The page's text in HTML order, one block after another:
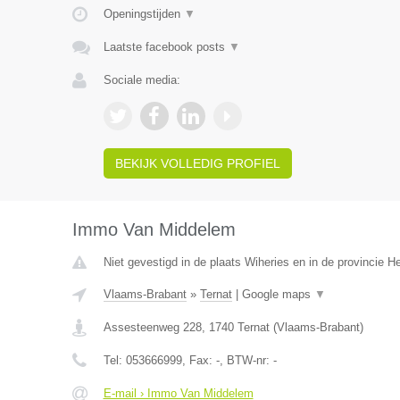
Openingstijden ▼
Laatste facebook posts ▼
Sociale media:
BEKIJK VOLLEDIG PROFIEL
Immo Van Middelem
Niet gevestigd in de plaats Wiheries en in de provincie
Vlaams-Brabant» Ternat| Google maps ▼
Assesteenweg 228, 1740 Ternat(Vlaams-Brabant)
Tel: 053666999, Fax: -, BTW-nr: -
E-mail › Immo Van Middelem